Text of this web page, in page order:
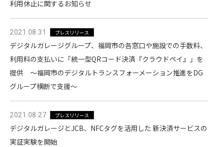
利用休止に関するお知らせ
2021.08.31 プレスリリース
デジタルガレージグループ、福岡市の各窓口や施設での手数料、
利用料の支払いに「統一型QRコード決済『クラウドペイ』」を
提供 〜福岡市のデジタルトランスフォーメーション推進をDG
グループ横断で支援〜
2021.08.27 プレスリリース
デジタルガレージとJCB、NFCタグを活用した 新決済サービスの
実証実験を開始